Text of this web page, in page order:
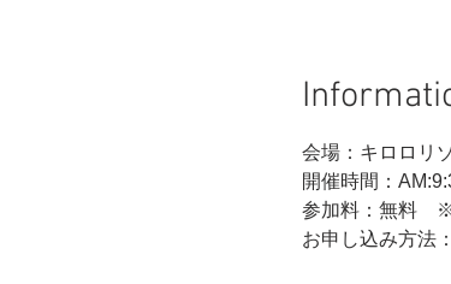
会場：キロロリ
開催時間：
参加料：無料　
お申し込み方法